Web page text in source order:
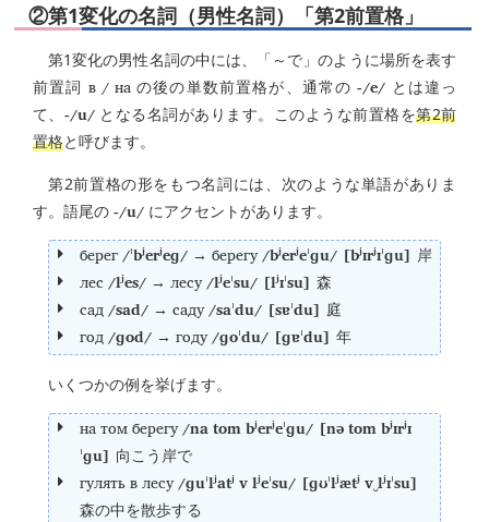
②第1変化の名詞（男性名詞）「第2前置格」
第1変化の男性名詞の中には、「～で」のように場所を表す
前置詞 в / на の後の単数前置格が、通常の-/e/ とは違っ
て、 -/u/となる名詞があります。このような前置格を第2前
置格と呼びます。
第2前置格の形をもつ名詞には、次のような単語がありま
す。語尾の -/u/ にアクセントがあります。
берег/ˈbʲerʲeɡ/→ берегу/bʲerʲeˈɡu/ [bʲɪrʲɪˈɡu] 岸
лес /lʲes/→ лесу/lʲeˈsu/ [lʲɪˈsu] 森
сад/sad/→ саду/saˈdu/ [sɐˈdu] 庭
год/ɡod/→ году/ɡoˈdu/ [ɡɐˈdu] 年
いくつかの例を挙げます。
на том берегу/na tom bʲerʲeˈɡu/ [nə tom bʲɪrʲɪ
ˈɡu] 向こう岸で
гулять в лесу/ɡuˈlʲatʲ v lʲeˈsu/ [ɡʊˈlʲætʲ v‿lʲɪˈsu]
森の中を散歩する